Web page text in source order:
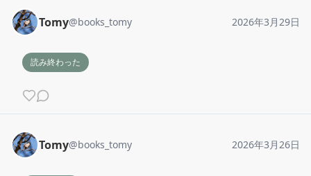
Tomy@books_tomy 2026年3月29日
読み終わった
Tomy@books_tomy 2026年3月26日